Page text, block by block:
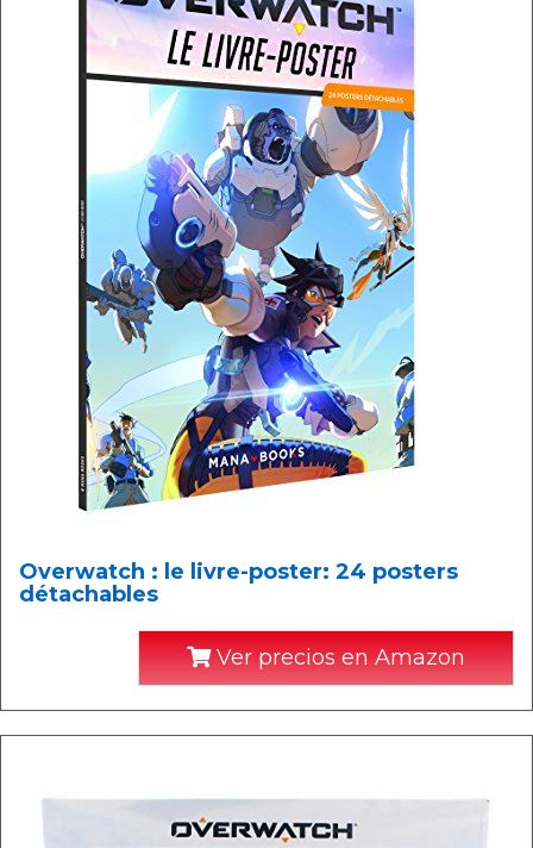
Overwatch : le livre-poster: 24 posters
détachables
Ver precios en Amazon